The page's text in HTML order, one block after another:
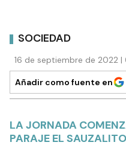
SOCIEDAD
16 de septiembre de 2022
Añadir como fuente en
LA JORNADA
PARAJE EL SAUZALITO